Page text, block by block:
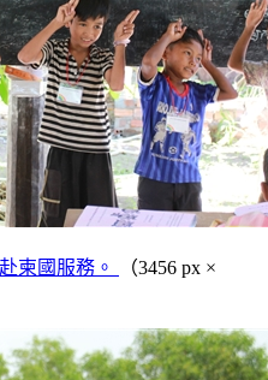
柬國服務。
（3456 px ×